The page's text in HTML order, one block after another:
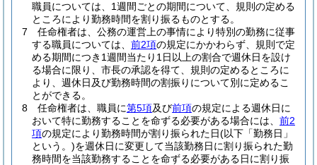
職員については、1週間ごとの期間について、規則の定める
ところにより勤務時間を割り振るものとする。
7
任命権者は、公務の運営上の事情により特別の勤務に従事
する職員については、 前2項の規定にかかわらず、規則で定
める期間につき1週間当たり1日以上の割合で週休日を設け
る場合に限り、市長の承認を得て、規則の定めるところに
より、週休日及び勤務時間の割振りについて別に定めるこ
とができる。
8
任命権者は、職員に第5項及び前項の規定による週休日に
おいて特に勤務することを命ずる必要がある場合には、 前2
項の規定により勤務時間が割り振られた日(以下「勤務日」
という。)を週休日に変更して当該勤務日に割り振られた勤
務時間を当該勤務することを命ずる必要がある日に割り振